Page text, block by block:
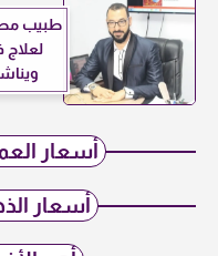
طبيب
أسعار
أسعار